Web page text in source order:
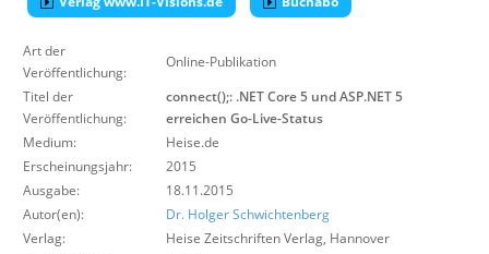
Über uns
Suche
Art der
Veröffentlichung:
Online-Publikation
Titel der
Veröffentlichung:
connect();: .NET Core 5 und ASP.NET 5
erreichen Go-Live-Status
Medium:
Heise.de
Erscheinungsjahr:
2015
Ausgabe:
18.11.2015
Autor(en):
Dr. Holger Schwichtenberg
Verlag:
Heise Zeitschriften Verlag, Hannover